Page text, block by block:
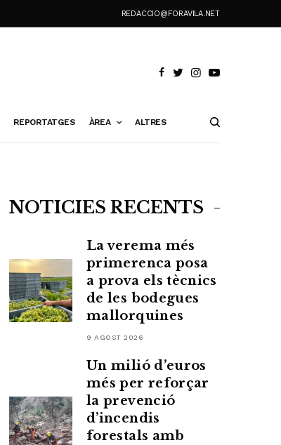
REDACCIO@FORAVILA.NET
REPORTATGES ÀREA ALTRES
NOTÍCIES RECENTS
La verema més
primerenca posa
a prova els tècnics
de les bodegues
mallorquines
9 AGOST 2026
Un milió d’euros
més per reforçar
la prevenció
d’incendis
forestals amb